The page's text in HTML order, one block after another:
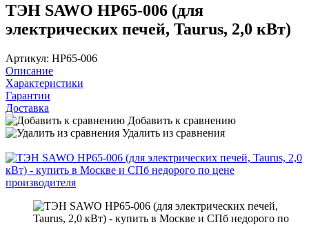
ТЭН SAWO HP65-006 (для
электрических печей, Taurus, 2,0 кВт)
Артикул: HP65-006
Описание
Характеристики
Гарантии
Доставка
Добавить к сравнению
Удалить из сравнения